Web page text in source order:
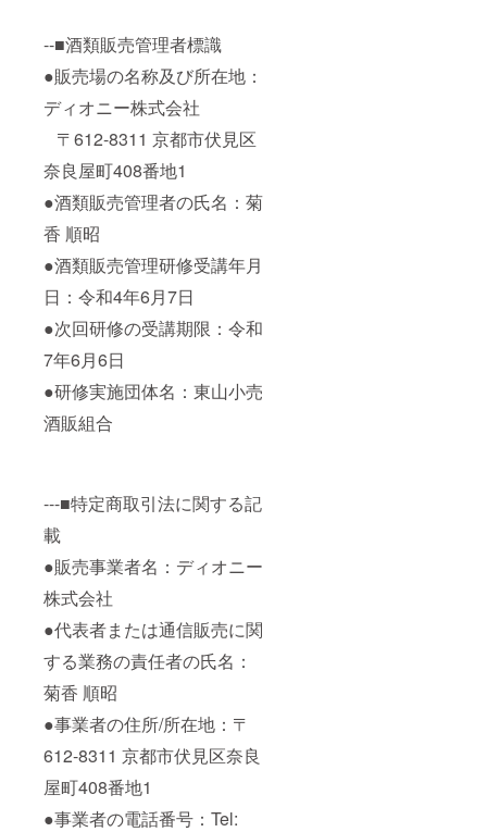
--■酒類販売管理者標識
●販売場の名称及び所在地：
ディオニー株式会社
〒612-8311 京都市伏見区
奈良屋町408番地1
●酒類販売管理者の氏名：菊
香 順昭
●酒類販売管理研修受講年月
日：令和4年6月7日
●次回研修の受講期限：令和
7年6月6日
●研修実施団体名：東山小売
酒販組合
---■特定商取引法に関する記
載
●販売事業者名：ディオニー
株式会社
●代表者または通信販売に関
する業務の責任者の氏名：
菊香 順昭
●事業者の住所/所在地：〒
612-8311 京都市伏見区奈良
屋町408番地1
●事業者の電話番号：Tel: